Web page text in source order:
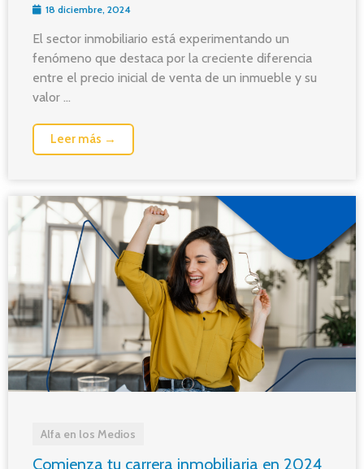
18 diciembre, 2024
El sector inmobiliario está experimentando un
fenómeno que destaca por la creciente diferencia
entre el precio inicial de venta de un inmueble y su
valor ...
Leer más →
Alfa en los Medios
Comienza tu carrera inmobiliaria en 2024